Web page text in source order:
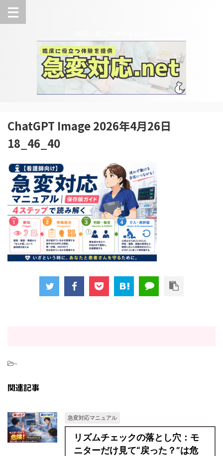
ChatGPT Image 2026年4月26日
18_46_40
-
関連記事
急変対応マニュアル
リズムチェックの落とし穴：モ
ニターだけ見て“戻った？”は危